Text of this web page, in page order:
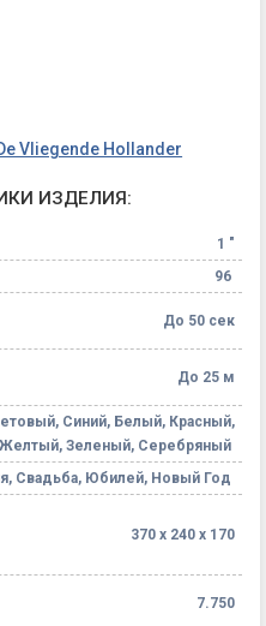
Vliegende Hollander
ИЗДЕЛИЯ:
1 "
96
До 50 сек
До 25 м
Синий, Белый, Красный,
Зеленый, Серебряный
Свадьба, Юбилей, Новый Год
370 х 240 х 170
7.750